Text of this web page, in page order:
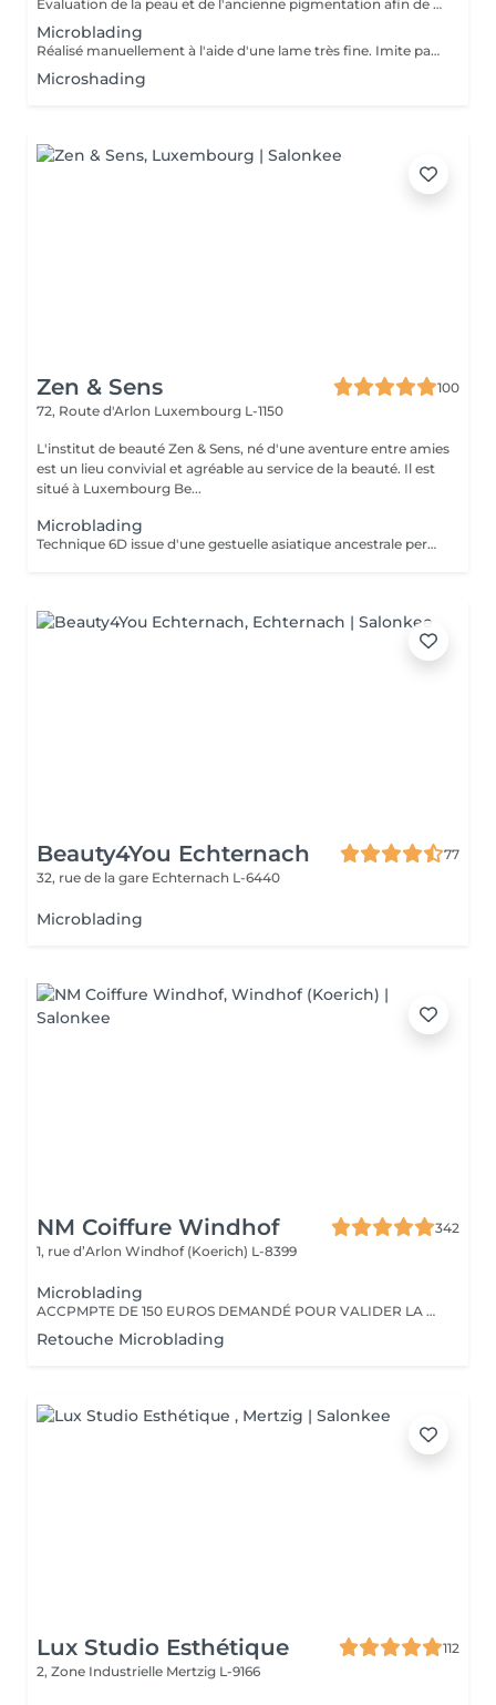
Évaluation de la peau et de l'ancienne pigmentation afin de déterminer la faisabilité de la Dermopigmentation. Si nécessaire, un détatouage ou un éclaircissement de la pigmentation existante pourra être recommandé avant la procédure.
Microblading
Réalisé manuellement à l'aide d'une lame très fine. Imite parfaitement les poils naturels pour un résultat hyper-naturel et structuré.
Microshading
Zen & Sens
100
72, Route d'Arlon Luxembourg L-1150
L'institut de beauté Zen & Sens, né d'une aventure entre amies
est un lieu convivial et agréable au service de la beauté. Il est
situé à Luxembourg Be...
Microblading
Technique 6D issue d'une gestuelle asiatique ancestrale permettant de restructurer vos sourcils pour un résultat poil à poil plus vrai que nature Prenez rendez vous avec notre experte pour conseils et devis personnalisés.
Beauty4You Echternach
77
32, rue de la gare Echternach L-6440
Microblading
NM Coiffure Windhof
342
1, rue d’Arlon Windhof (Koerich) L-8399
Microblading
ACCPMPTE DE 150 EUROS DEMANDÉ POUR VALIDER LA PRESTATION. EN CAS D'ANNULATION, MERCI D'APPELER L'INSTITUT AU MOINS 48H À L'AVANCE.
Retouche Microblading
Lux Studio Esthétique
112
2, Zone Industrielle Mertzig L-9166